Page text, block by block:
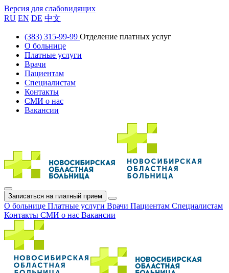
Версия для слабовидящих
RU EN DE 中文
(383) 315-99-99 Отделение платных услуг
О больнице
Платные услуги
Врачи
Пациентам
Специалистам
Контакты
СМИ о нас
Вакансии
Записаться на платный прием
О больнице Платные услуги Врачи Пациентам Специалистам
Контакты СМИ о нас Вакансии